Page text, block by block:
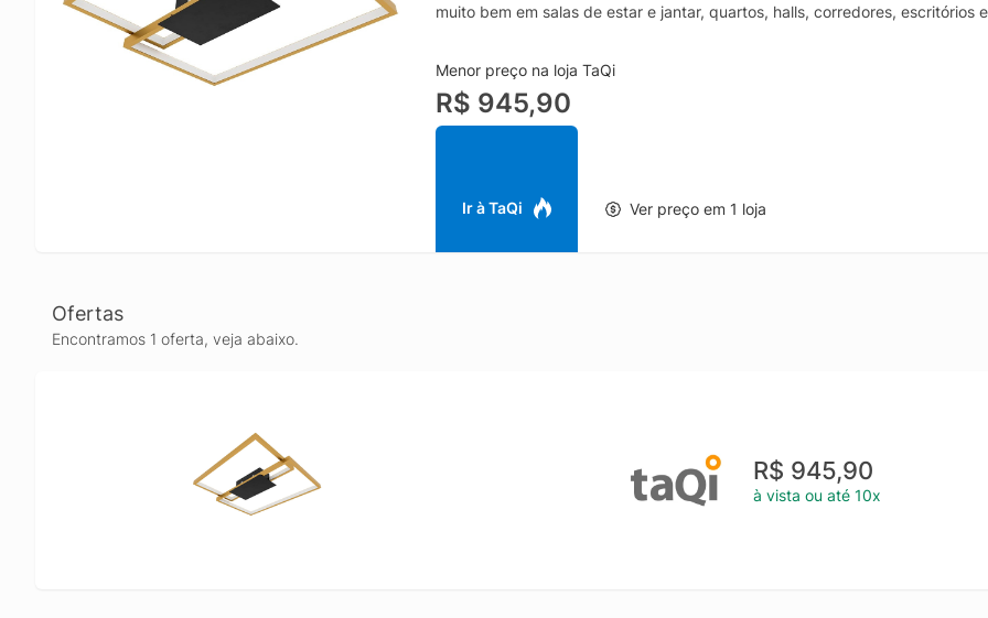
muito bem em salas de estar e jantar, quartos, halls, corredores,
para uma iluminação mais confortável e bem distribuída no ambiente,
quanto em momentos de recepção.
Além do apelo decorativo, o lustre plafon Modaza se integra com
paletas neutras, madeiras, mármores e detalhes em metais. É uma peça
acabamento premium, tornando-se um elemento de destaque na
Menor preço na loja TaQi
R$ 945,90
Ir à TaQi Ver preço em 1 loja
Ofertas
Encontramos 1 oferta, veja abaixo.
R$ 945,90
à vista ou até 10x